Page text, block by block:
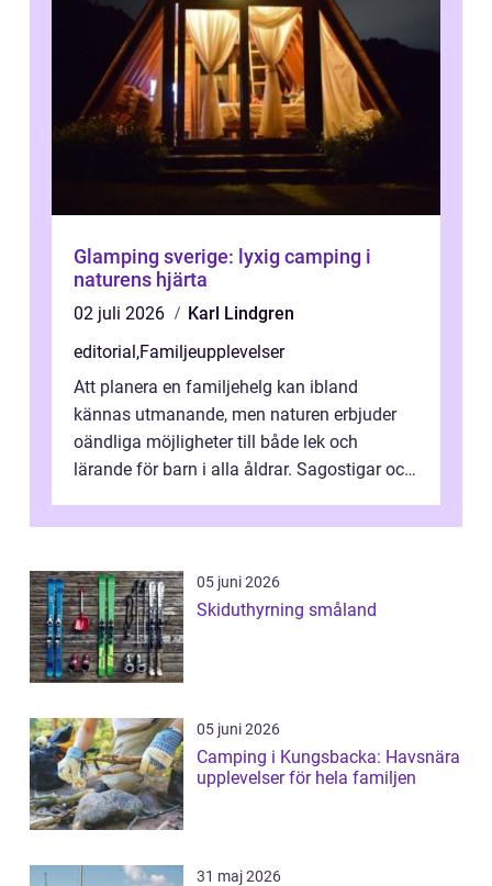
Glamping sverige: lyxig camping i
naturens hjärta
02 juli 2026
Karl Lindgren
editorial,Familjeupplevelser
Att planera en familjehelg kan ibland
kännas utmanande, men naturen erbjuder
oändliga möjligheter till både lek och
lärande för barn i alla åldrar. Sagostigar och
05 juni 2026
Skiduthyrning småland
05 juni 2026
Camping i Kungsbacka: Havsnära
upplevelser för hela familjen
31 maj 2026